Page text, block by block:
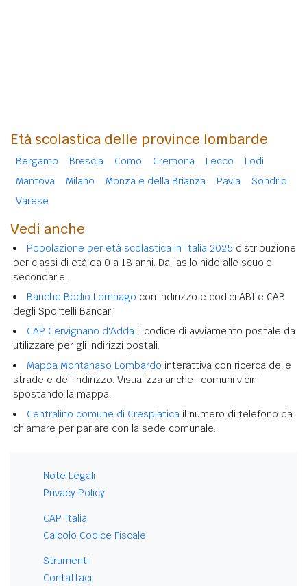
Età scolastica delle province lombarde
Bergamo Brescia Como Cremona Lecco
Lodi
Mantova
Milano Monza e della Brianza Pavia
Sondrio
Varese
Vedi anche
Popolazione per età scolastica in Italia 2025 distribuzione
per classi di età da 0 a 18 anni. Dall'asilo nido alle scuole
secondarie.
Banche Bodio Lomnago con indirizzo e codici ABI e CAB
degli Sportelli Bancari.
CAP Cervignano d'Adda il codice di avviamento postale da
utilizzare per gli indirizzi postali.
Mappa Montanaso Lombardo interattiva con ricerca delle
strade e dell'indirizzo. Visualizza anche i comuni vicini
spostando la mappa.
Centralino comune di Crespiatica il numero di telefono da
chiamare per parlare con la sede comunale.
Note Legali
Privacy Policy
CAP Italia
Calcolo Codice Fiscale
Strumenti
Contattaci